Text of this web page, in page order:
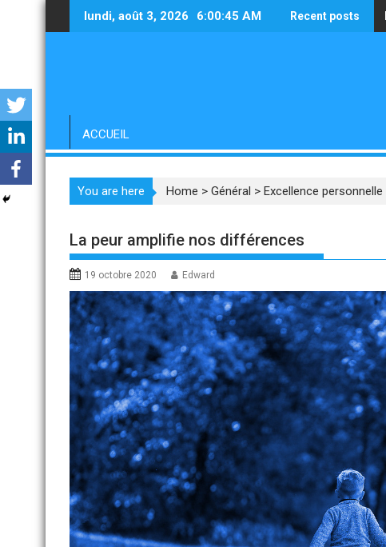
lundi, août 3, 2026 6:00:46 AM Recent posts
ACCUEIL
You are here Home > Général > Excellence personnelle
La peur amplifie nos différences
19 octobre 2020 Edward